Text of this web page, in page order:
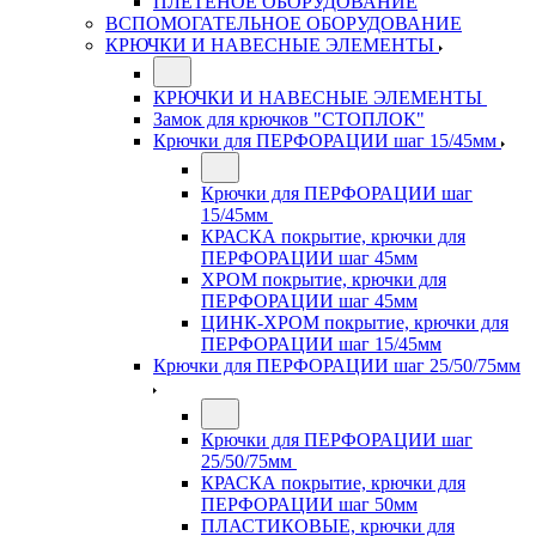
ВСПОМОГАТЕЛЬНОЕ ОБОРУДОВАНИЕ
КРЮЧКИ И НАВЕСНЫЕ ЭЛЕМЕНТЫ
КРЮЧКИ И НАВЕСНЫЕ ЭЛЕМЕНТЫ
Замок для крючков "СТОПЛОК"
Крючки для ПЕРФОРАЦИИ шаг 15/45мм
Крючки для ПЕРФОРАЦИИ шаг
15/45мм
КРАСКА покрытие, крючки для
ПЕРФОРАЦИИ шаг 45мм
ХРОМ покрытие, крючки для
ПЕРФОРАЦИИ шаг 45мм
ЦИНК-ХРОМ покрытие, крючки для
ПЕРФОРАЦИИ шаг 15/45мм
Крючки для ПЕРФОРАЦИИ шаг 25/50/75мм
Крючки для ПЕРФОРАЦИИ шаг
25/50/75мм
КРАСКА покрытие, крючки для
ПЕРФОРАЦИИ шаг 50мм
ПЛАСТИКОВЫЕ, крючки для